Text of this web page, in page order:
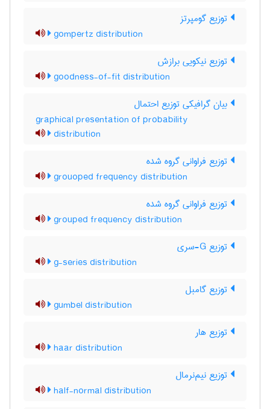
توزیع گومپرتز
gompertz distribution
توزیع نیکویی برازش
goodness-of-fit distribution
بیان گرافیکی توزیع احتمال
graphical presentation of probability
distribution
توزیع فراوانی گروه شده
grouoped frequency distribution
توزیع فراوانی گروه شده
grouped frequency distribution
توزیع G-سری
g-series distribution
توزیع گامبل
gumbel distribution
توزیع هار
haar distribution
توزیع نیم‌نرمال
half-normal distribution